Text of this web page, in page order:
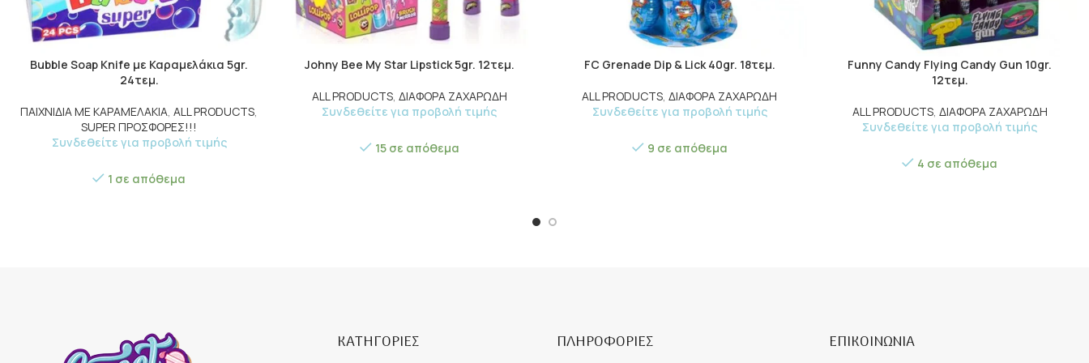
Bubble Soap Knife με Καραμελάκια 5gr.
24τεμ.
ΠΑΙΧΝΙΔΙΑ ΜΕ ΚΑΡΑΜΕΛΑΚΙΑ ,ALL PRODUCTS
SUPER ΠΡΟΣΦΟΡΕΣ!!!
Συνδεθείτε για προβολή τιμής
1 σε απόθεμα
Johny Bee My Star Lipstick 5gr. 12τεμ.
ALL PRODUCTS, ΔΙΑΦΟΡΑ ΖΑΧΑΡΩΔΗ
Συνδεθείτε για προβολή τιμής
15 σε απόθεμα
FC Grenade Dip & Lick 40gr. 18τεμ.
ALL PRODUCTS ,ΔΙΑΦΟΡΑ ΖΑΧΑΡΩΔΗ
Συνδεθείτε για προβολή τιμής
9 σε απόθεμα
Funny Candy Flying Candy Gun 10gr.
12τεμ.
ALL PRODUCTS, ΔΙΑΦΟΡΑ ΖΑΧΑΡΩΔΗ
Συνδεθείτε για προβολή τιμής
4 σε απόθεμα
ΚΑΤΗΓΟΡΙΕΣ ΠΛΗΡΟΦΟΡΙΕΣ ΕΠΙΚΟΙΝΩΝΙΑ